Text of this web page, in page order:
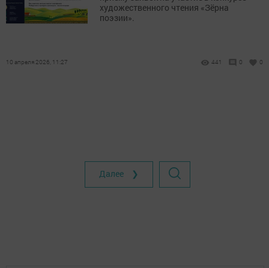
художественного чтения «Зёрна
поэзии».
10 апреля 2026, 11:27 441 0 0
Далее ❯